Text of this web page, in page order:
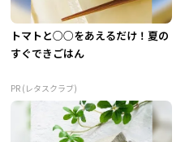
トマトと○○をあえるだけ！夏の
すぐできごはん
PR (レタスクラブ)